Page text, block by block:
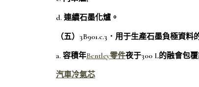
d. 連續石墨化爐。
（五）3B901.c.3．用于生產石墨負極資料
a. 容積年Bentley零件夜于300 L的融會包覆
汽車冷氣芯